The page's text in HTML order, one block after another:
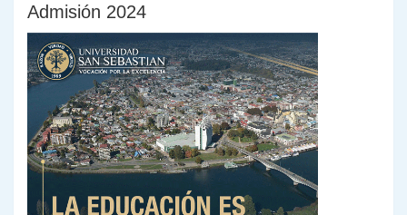
Admisión 2024